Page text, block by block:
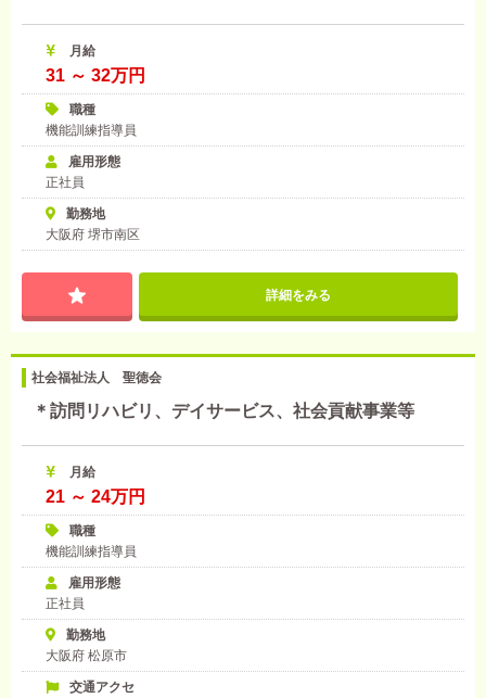
月給
31 ～ 32万円
職種
機能訓練指導員
雇用形態
正社員
勤務地
大阪府 堺市南区
詳細をみる
社会福祉法人 聖徳会
＊訪問リハビリ、デイサービス、社会貢献事業等
月給
21 ～ 24万円
職種
機能訓練指導員
雇用形態
正社員
勤務地
大阪府 松原市
交通アクセ